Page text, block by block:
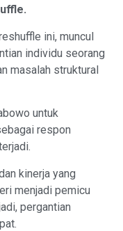
ini, muncul
individu seorang
masalah struktural
untuk
respon
kinerja yang
menjadi pemicu
pergantian